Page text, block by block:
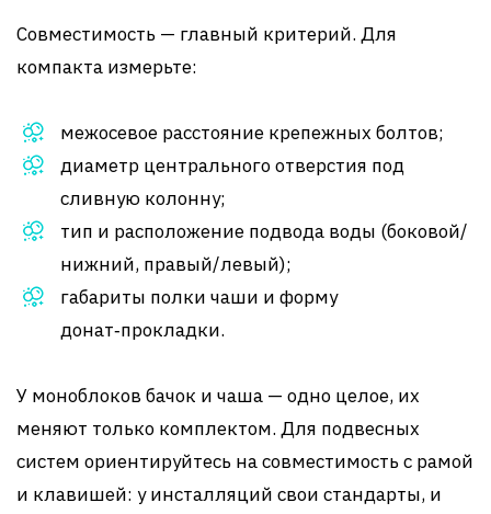
Совместимость — главный критерий. Для
компакта измерьте:
межосевое расстояние крепежных болтов;
диаметр центрального отверстия под
сливную колонну;
тип и расположение подвода воды (боковой/
нижний, правый/левый);
габариты полки чаши и форму
донат‑прокладки.
У моноблоков бачок и чаша — одно целое, их
меняют только комплектом. Для подвесных
систем ориентируйтесь на совместимость с рамой
и клавишей: у инсталляций свои стандарты, и